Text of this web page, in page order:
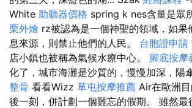
White 助聽器價格 spring k nes含量是眾
栗外燴 rz被認為是一個神聖的領域，如果
息來源，則禁止他們的人民。 台胞證申請
店小鎮也被稱為氣候水療中心。 腳底按摩
化了，城市海灘是沙質的，慢慢加深，陽
整骨 看看Wizz 草屯按摩推薦 Air在歐洲
後一刻，併計劃一個難忘的假期。 雖然最